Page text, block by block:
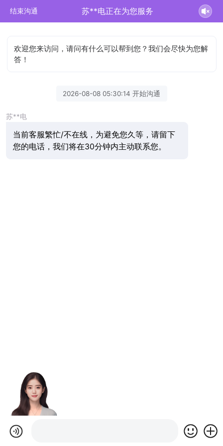
结束沟通 苏**电正在为您服务
欢迎您来访问，请问有什么可以帮到您？我们会尽快为您解
答！
2026-08-08 05:30:14 开始沟通
苏**电
当前客服繁忙/不在线，为避免您久等，请留下
您的电话，我们将在30分钟内主动联系您。